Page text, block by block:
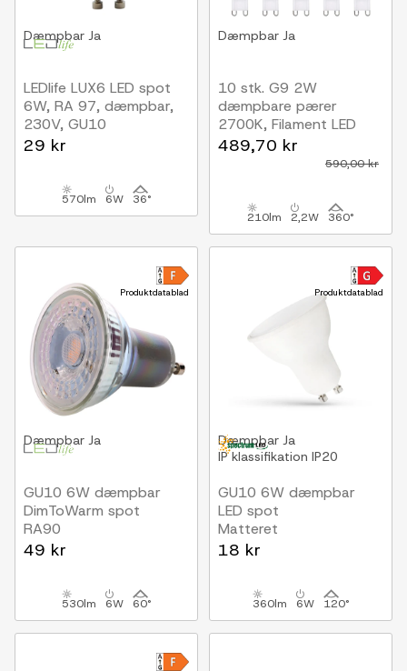
Dæmpbar Ja
LEDlife LUX6 LED spot
6W, RA 97, dæmpbar,
230V, GU10
29 kr
570lm 6W 36°
Dæmpbar Ja
10 stk. G9 2W
dæmpbare pærer
2700K, Filament LED
489,70 kr
590,00 kr
210lm 2,2W 360°
Produktdatablad
Dæmpbar Ja
GU10 6W dæmpbar
DimToWarm spot
RA90
49 kr
530lm 6W 60°
Produktdatablad
Dæmpbar Ja
IP klassifikation IP20
GU10 6W dæmpbar
LED spot
Matteret
18 kr
360lm 6W 120°